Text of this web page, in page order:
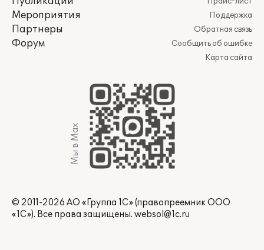
Мероприятия
Партнеры
Форум
Поддержка
Обратная связь
Сообщить об ошибке
Карта сайта
Мы в Max
© 2011-2026 АО «Группа 1С» (правопреемник ООО
«1С»). Все права защищены. websol@1c.ru